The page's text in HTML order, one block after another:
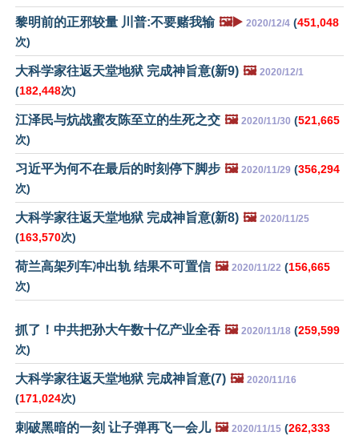
黎明前的正邪较量 川普:不要赌我输 🖼️▶️ 2020/12/4 (451,048
次)
大科学家往返天堂地狱 完成神旨意(新9) 🖼️ 2020/12/1
(182,448次)
江泽民与炕战蜜友陈至立的生死之交 🖼️ 2020/11/30 (521,665
次)
习近平为何不在最后的时刻停下脚步 🖼️ 2020/11/29 (356,294
次)
大科学家往返天堂地狱 完成神旨意(新8) 🖼️ 2020/11/25
(163,570次)
荷兰高架列车冲出轨 结果不可置信 🖼️ 2020/11/22 (156,665
次)
抓了！中共把孙大午数十亿产业全吞 🖼️ 2020/11/18 (259,599
次)
大科学家往返天堂地狱 完成神旨意(7) 🖼️ 2020/11/16
(171,024次)
刺破黑暗的一刻 让子弹再飞一会儿 🖼️ 2020/11/15 (262,333